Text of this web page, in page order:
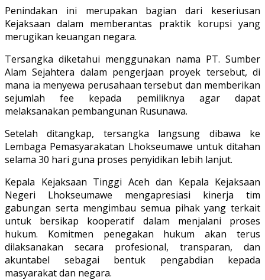
Penindakan ini merupakan bagian dari keseriusan
Kejaksaan dalam memberantas praktik korupsi yang
merugikan keuangan negara.
Tersangka diketahui menggunakan nama PT. Sumber
Alam Sejahtera dalam pengerjaan proyek tersebut, di
mana ia menyewa perusahaan tersebut dan memberikan
sejumlah fee kepada pemiliknya agar dapat
melaksanakan pembangunan Rusunawa.
Setelah ditangkap, tersangka langsung dibawa ke
Lembaga Pemasyarakatan Lhokseumawe untuk ditahan
selama 30 hari guna proses penyidikan lebih lanjut.
Kepala Kejaksaan Tinggi Aceh dan Kepala Kejaksaan
Negeri Lhokseumawe mengapresiasi kinerja tim
gabungan serta mengimbau semua pihak yang terkait
untuk bersikap kooperatif dalam menjalani proses
hukum. Komitmen penegakan hukum akan terus
dilaksanakan secara profesional, transparan, dan
akuntabel sebagai bentuk pengabdian kepada
masyarakat dan negara.